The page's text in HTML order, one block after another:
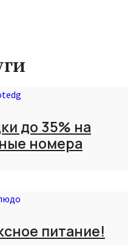
до 35% на
номера
питание!